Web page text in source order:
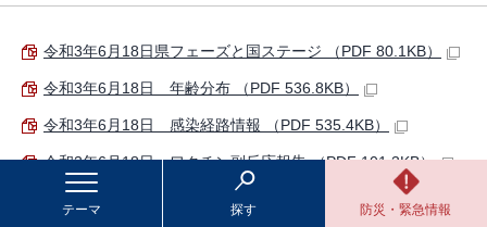
令和3年6月18日県フェーズと国ステージ （PDF 80.1KB）
令和3年6月18日 年齢分布 （PDF 536.8KB）
令和3年6月18日 感染経路情報 （PDF 535.4KB）
令和3年6月18日 ワクチン副反応報告 （PDF 101.3KB）
令和3年6月18日 ワクチン接種の状況 （PDF 57.7KB）
テーマ 探す 防災・緊急情報